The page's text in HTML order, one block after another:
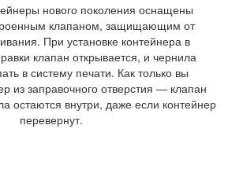
нового поколения оснащены
клапаном, защищающим от
При установке контейнера в
клапан открывается, и чернила
в систему печати. Как только вы
из заправочного отверстия — клапан
остаются внутри, даже если контейнер
перевернут.